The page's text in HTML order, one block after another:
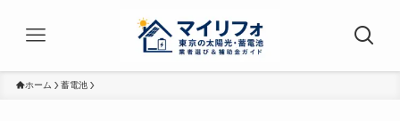
ホーム 蓄電池